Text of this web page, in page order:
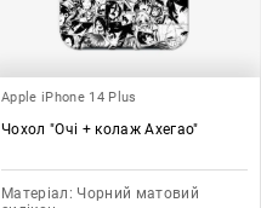
Apple iPhone 14 Plus
Чохол "Очі + колаж Ахегао"
Матеріал: Чорний матовий